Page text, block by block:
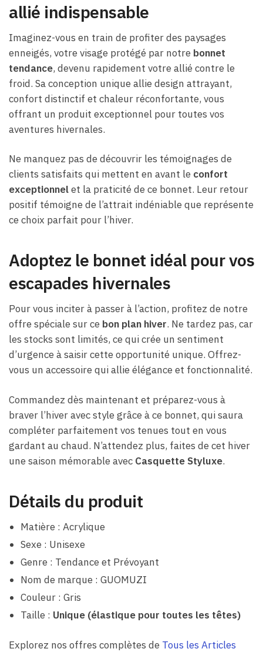
allié indispensable
Imaginez-vous en train de profiter des paysages
enneigés, votre visage protégé par notre bonnet
tendance, devenu rapidement votre allié contre le
froid. Sa conception unique allie design attrayant,
confort distinctif et chaleur réconfortante, vous
offrant un produit exceptionnel pour toutes vos
aventures hivernales.
Ne manquez pas de découvrir les témoignages de
clients satisfaits qui mettent en avant le confort
exceptionnelet la praticité de ce bonnet. Leur retour
positif témoigne de l’attrait indéniable que représente
ce choix parfait pour l’hiver.
Adoptez le bonnet idéal pour vos
escapades hivernales
Pour vous inciter à passer à l’action, profitez de notre
offre spéciale sur ce bon plan hiver. Ne tardez pas, car
les stocks sont limités, ce qui crée un sentiment
d’urgence à saisir cette opportunité unique. Offrez-
vous un accessoire qui allie élégance et fonctionnalité.
Commandez dès maintenant et préparez-vous à
braver l’hiver avec style grâce à ce bonnet, qui saura
compléter parfaitement vos tenues tout en vous
gardant au chaud. N’attendez plus, faites de cet hiver
une saison mémorable avec Casquette Styluxe.
Détails du produit
Matière : Acrylique
Sexe : Unisexe
Genre : Tendance et Prévoyant
Nom de marque : GUOMUZI
Couleur : Gris
Taille : Unique (élastique pour toutes les têtes)
Explorez nos offres complètes de Tous les Articles